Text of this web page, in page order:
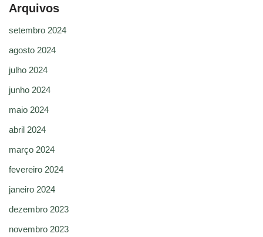
Arquivos
setembro 2024
agosto 2024
julho 2024
junho 2024
maio 2024
abril 2024
março 2024
fevereiro 2024
janeiro 2024
dezembro 2023
novembro 2023